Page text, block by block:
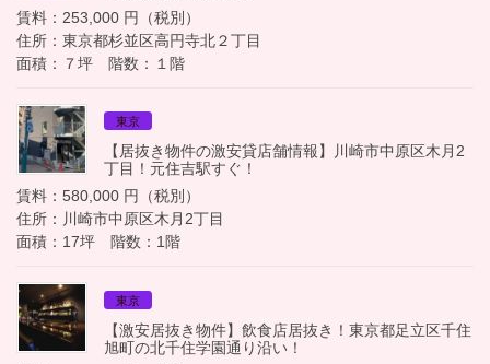
賃料：253,000 円（税別）
住所：東京都杉並区高円寺北２丁目
面積：７坪 階数：１階
東京
【居抜き物件の激安貸店舗情報】川崎市中原区木月2
丁目！元住吉駅すぐ！
賃料：580,000 円（税別）
住所：川崎市中原区木月2丁目
面積：17坪 階数：1階
東京
【激安居抜き物件】飲食店居抜き！東京都足立区千住
旭町の北千住学園通り沿い！